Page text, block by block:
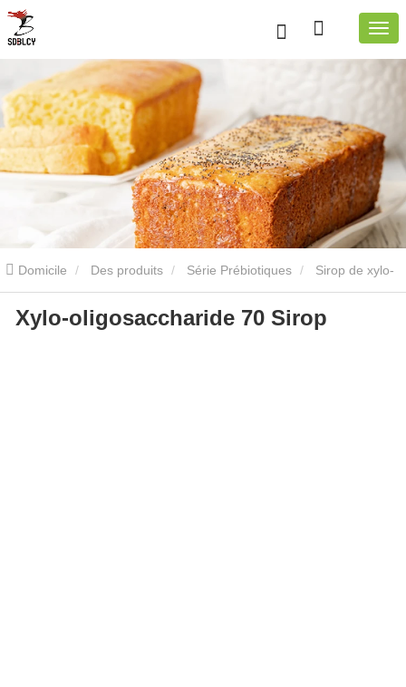
Domicile Des produits Série Prébiotiques Sirop de xylo-
oligosaccharide Xylo-oligosaccharide 70 sirop Xylo-
Xylo-oligosaccharide 70 Sirop